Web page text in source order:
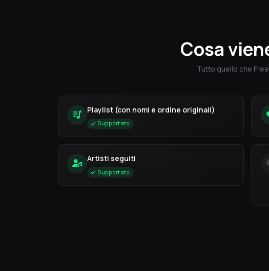
Cosa
Tutto quello che
Playlist (con nomi e ordine originali)
Supportato
Artisti seguiti
Supportato